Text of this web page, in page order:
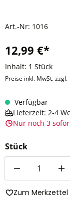
Art.-Nr: 1016
12,99 €*
Inhalt: 1 Stück
Preise inkl. MwSt. zzgl.
Verfügbar
Lieferzeit: 2-4
Nur noch 3
Stück
Zum